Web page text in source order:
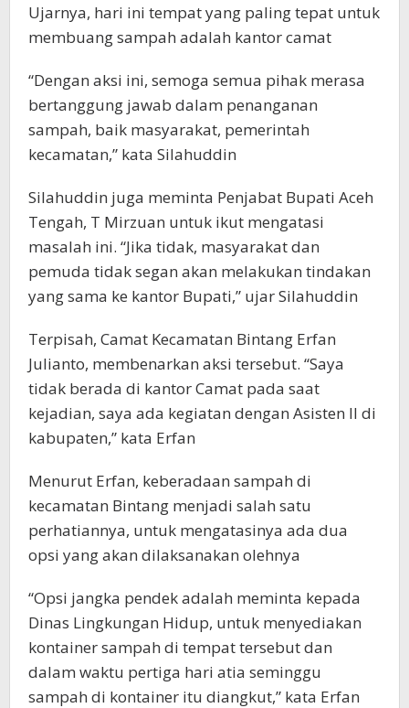
Ujarnya, hari ini tempat yang paling tepat untuk
membuang sampah adalah kantor camat
“Dengan aksi ini, semoga semua pihak merasa
bertanggung jawab dalam penanganan
sampah, baik masyarakat, pemerintah
kecamatan,” kata Silahuddin
Silahuddin juga meminta Penjabat Bupati Aceh
Tengah, T Mirzuan untuk ikut mengatasi
masalah ini. “Jika tidak, masyarakat dan
pemuda tidak segan akan melakukan tindakan
yang sama ke kantor Bupati,” ujar Silahuddin
Terpisah, Camat Kecamatan Bintang Erfan
Julianto, membenarkan aksi tersebut. “Saya
tidak berada di kantor Camat pada saat
kejadian, saya ada kegiatan dengan Asisten II di
kabupaten,” kata Erfan
Menurut Erfan, keberadaan sampah di
kecamatan Bintang menjadi salah satu
perhatiannya, untuk mengatasinya ada dua
opsi yang akan dilaksanakan olehnya
“Opsi jangka pendek adalah meminta kepada
Dinas Lingkungan Hidup, untuk menyediakan
kontainer sampah di tempat tersebut dan
dalam waktu pertiga hari atia seminggu
sampah di kontainer itu diangkut,” kata Erfan